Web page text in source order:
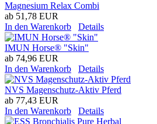
Magnesium Relax Combi
ab 51,78 EUR
In den Warenkorb
Details
IMUN Horse® "Skin"
ab 74,96 EUR
In den Warenkorb
Details
NVS Magenschutz-Aktiv Pferd
ab 77,43 EUR
In den Warenkorb
Details